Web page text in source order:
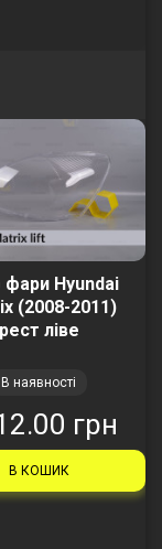
фари Hyundai
(2008-2011)
рест ліве
В наявності
грн
В КОШИК